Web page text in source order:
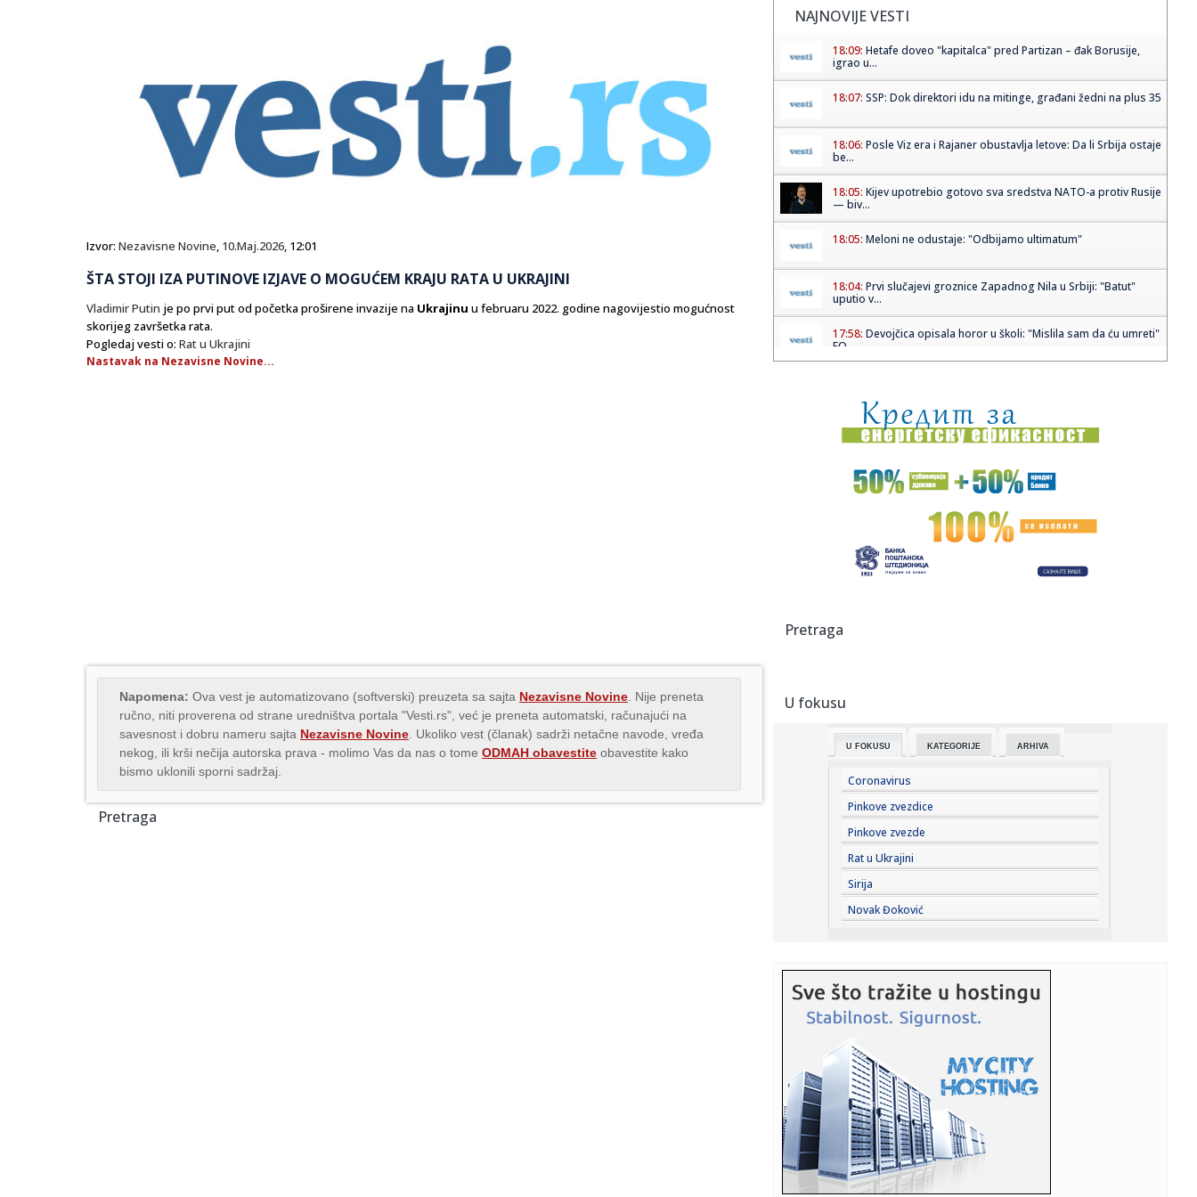
Izvor: Nezavisne Novine, 10.Maj.2026, 12:01
ŠTA STOJI IZA PUTINOVE IZJAVE O MOGUĆEM KRAJU RATA U UKRAJINI
Vladimir Putin je po prvi put od početka proširene invazije na Ukrajinu u februaru 2022. godine nagovijestio mogućnost
skorijeg završetka rata.
Pogledaj vesti o: Rat u Ukrajini
Nastavak na Nezavisne Novine...
Napomena: Ova vest je automatizovano (softverski) preuzeta sa sajta Nezavisne Novine . Nije preneta
ručno, niti proverena od strane uredništva portala "Vesti.rs", već je preneta automatski, računajući na
savesnost i dobru nameru sajta Nezavisne Novine . Ukoliko vest (članak) sadrži netačne navode, vređa
nekog, ili krši nečija autorska prava - molimo Vas da nas o tome ODMAH obavestite obavestite kako
bismo uklonili sporni sadržaj.
Pretraga
NAJNOVIJE VESTI
18:09: Hetafe doveo "kapitalca" pred Partizan – đak Borusije,
igrao u...
18:07: SSP: Dok direktori idu na mitinge, građani žedni na plus 35
18:06: Posle Viz era i Rajaner obustavlja letove: Da li Srbija ostaje
be...
18:05: Kijev upotrebio gotovo sva sredstva NATO-a protiv Rusije
— biv...
18:05: Meloni ne odustaje: "Odbijamo ultimatum"
18:04: Prvi slučajevi groznice Zapadnog Nila u Srbiji: "Batut"
uputio v...
17:58: Devojčica opisala horor u školi: "Mislila sam da ću umreti"
FO...
17:54:Mančester siti odbio ponudu Barselone
17:54:Dva Air Tractora gase požar u Konjicu, u subotu stiže i
treći
Pokušali da pretresu stvari supruge Sergeja Trifunovića u
17:54:Mitropolija traži preispitivanje lokacije solarne elektrane
indi...
17:54:
17:52:
Baba zauzima jedno mesto – Partizan mora da bira
17:51:Nemački energetski gigant diže ruke od SAD
17:51:'Nadamo se promeni odnosa Beograda prema Kijevu':
Ukrajinci i Rus...
17:46:Аеродром у Нишу: Пратимо ситуацију ...
17:41: Hrana u svetu sve skuplja: Toplotni talasi i ratovi guraju
cene n...
17:41:
završili...
17:39:Pobeda vredna svetskog prvenstva: Orlići savladali
Poljake u raz...
17:34:Lučić o zabrani ulaska na KiM: Žao mi je ako je tačno, bori...
17:34:Ni veštačka inteligencija im nije pomogla: Pentagon ne zna
Pretraga
U fokusu
U FOKUSU KATEGORIJE ARHIVA
Coronavirus
Pinkove zvezdice
Pinkove zvezde
Rat u Ukrajini
Sirija
Novak Đoković